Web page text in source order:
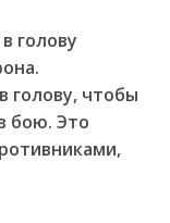
голову
голову, чтобы
бою. Это